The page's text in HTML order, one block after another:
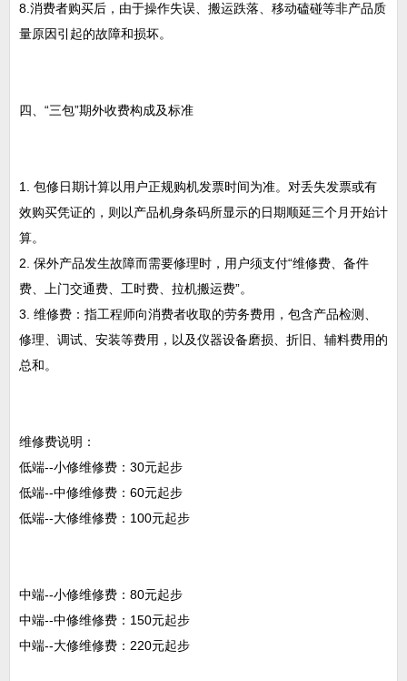
8.消费者购买后，由于操作失误、搬运跌落、移动磕碰等非产品质
量原因引起的故障和损坏。
四、“三包”期外收费构成及标准
1. 包修日期计算以用户正规购机发票时间为准。对丢失发票或有
效购买凭证的，则以产品机身条码所显示的日期顺延三个月开始计
算。
2. 保外产品发生故障而需要修理时，用户须支付“维修费、备件
费、上门交通费、工时费、拉机搬运费”。
3. 维修费：指工程师向消费者收取的劳务费用，包含产品检测、
修理、调试、安装等费用，以及仪器设备磨损、折旧、辅料费用的
总和。
维修费说明：
低端--小修维修费：30元起步
低端--中修维修费：60元起步
低端--大修维修费：100元起步
中端--小修维修费：80元起步
中端--中修维修费：150元起步
中端--大修维修费：220元起步